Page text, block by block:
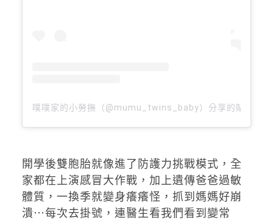
噗噗家的小勞撫（@mumu_twins_baby）分享的貼文
開學後雙胞胎就像進了防護力挑戰模式，全
家都在上演感冒大作戰，加上遺傳爸爸過敏
體質，一換季就變身癢癢怪，抓到媽媽好崩
潰⋯每次去掛號，連醫生看我們看到變常